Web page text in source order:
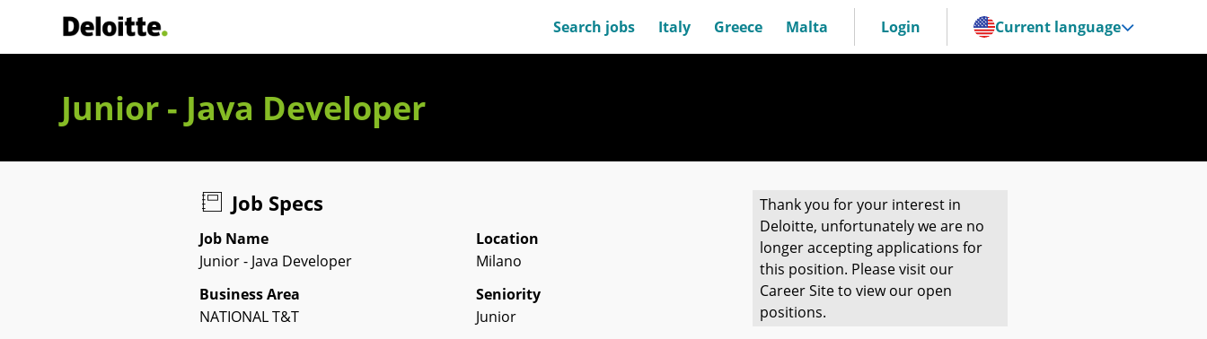
Deloitte Italia Search jobs Italy Greece Malta Login Current language
Junior - Java Developer
Job Specs
Job Name
Junior - Java Developer
Location
Milano
Business Area
NATIONAL T&T
Seniority
Junior
Thank you for your interest in
Deloitte, unfortunately we are no
longer accepting applications for
this position. Please visit our
Career Site to view our open
positions.